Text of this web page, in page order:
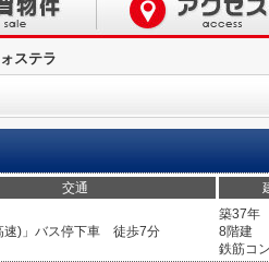
ステラ
交通
速)」バス停下車 徒歩7分
築37年
8階建
鉄筋コ